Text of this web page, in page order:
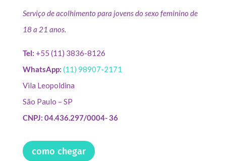
Serviço de acolhimento para jovens do sexo feminino de
18 a 21 anos.
Tel: +55 (11) 3836-8126
WhatsApp: (11) 98907-2171
Vila Leopoldina
São Paulo – SP
CNPJ: 04.436.297/0004- 36
como chegar